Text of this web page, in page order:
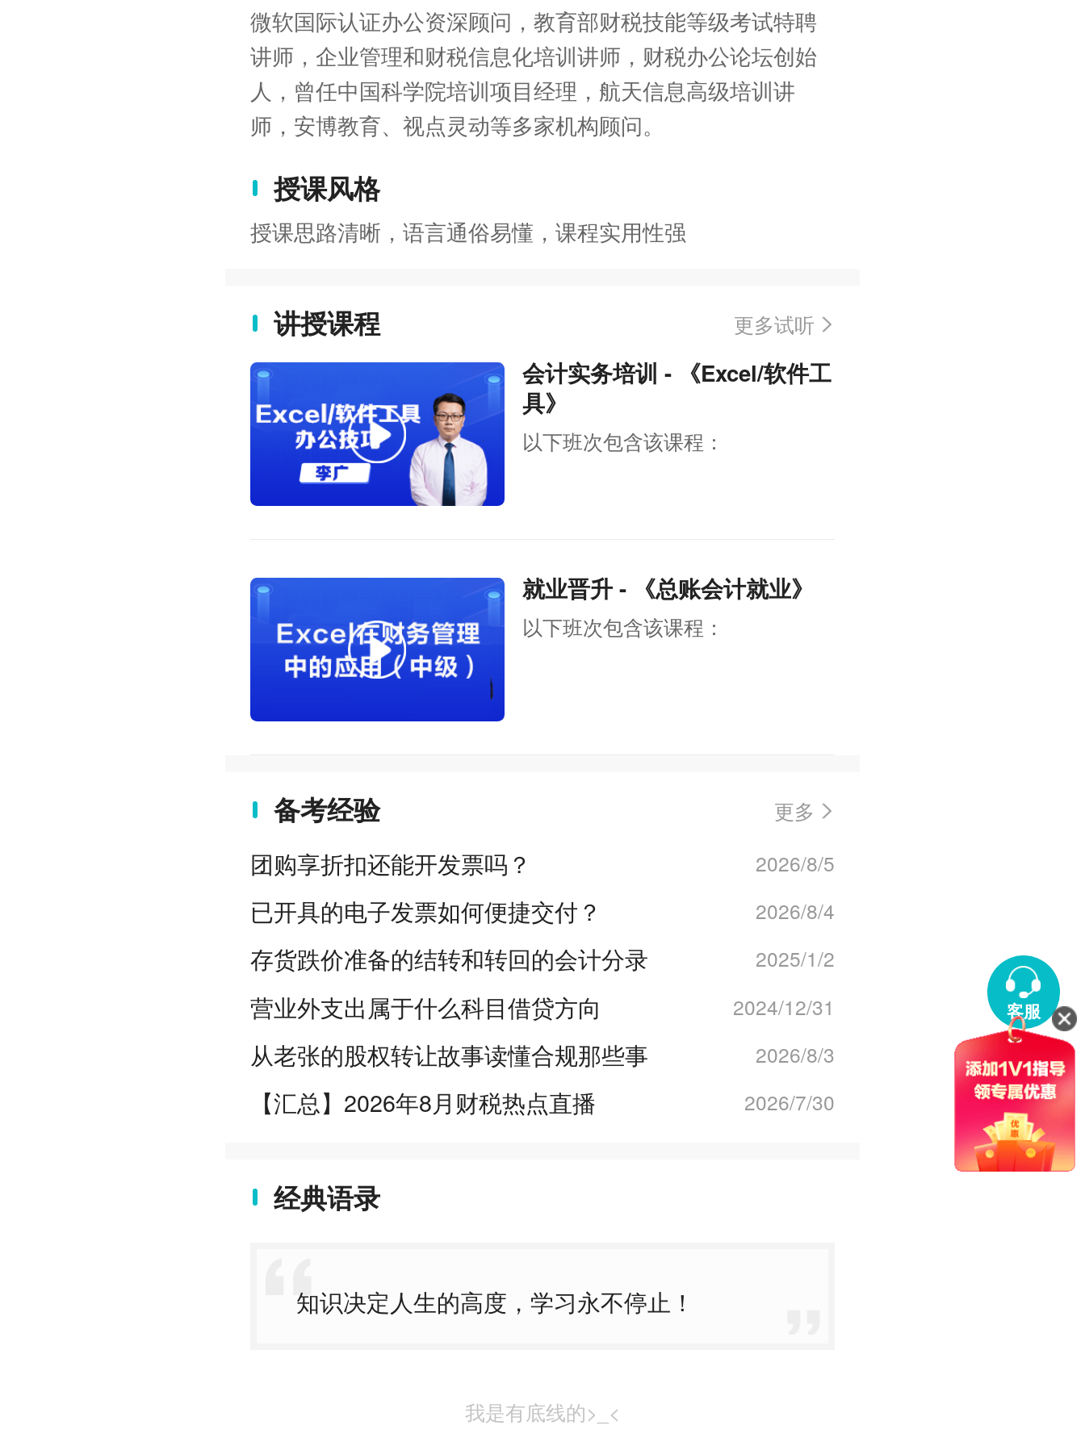
微软国际认证办公资深顾问，教育部财税技能等级考试特聘
讲师，企业管理和财税信息化培训讲师，财税办公论坛创始
人，曾任中国科学院培训项目经理，航天信息高级培训讲
师，安博教育、视点灵动等多家机构顾问。
授课风格
授课思路清晰，语言通俗易懂，课程实用性强
讲授课程 更多试听
会计实务培训 - 《Excel/软件工
具》
以下班次包含该课程：
就业晋升 - 《总账会计就业》
以下班次包含该课程：
备考经验 更多
团购享折扣还能开发票吗？ 2026/8/5
已开具的电子发票如何便捷交付？ 2026/8/4
存货跌价准备的结转和转回的会计分录 2025/1/2
营业外支出属于什么科目借贷方向 2024/12/31
从老张的股权转让故事读懂合规那些事 2026/8/3
【汇总】2026年8月财税热点直播 2026/7/30
经典语录
知识决定人生的高度，学习永不停止！
我是有底线的>_<
客服
首页